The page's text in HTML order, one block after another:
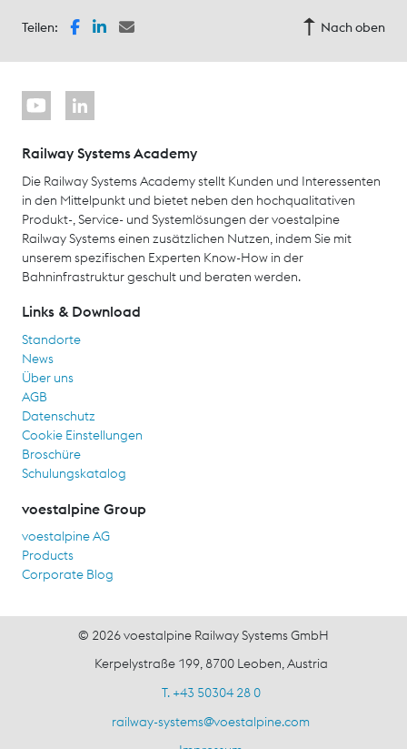
Teilen: Nach oben
Railway Systems Academy
Die Railway Systems Academy stellt Kunden und Interessenten
in den Mittelpunkt und bietet neben den hochqualitativen
Produkt-, Service- und Systemlösungen der voestalpine
Railway Systems einen zusätzlichen Nutzen, indem Sie mit
unserem spezifischen Experten Know-How in der
Bahninfrastruktur geschult und beraten werden.
Links & Download
Standorte
News
Über uns
AGB
Datenschutz
Cookie Einstellungen
Broschüre
Schulungskatalog
voestalpine Group
voestalpine AG
Products
Corporate Blog
© 2026 voestalpine Railway Systems GmbH
Kerpelystraße 199, 8700 Leoben, Austria
T. +43 50304 28 0
railway-systems@voestalpine.com